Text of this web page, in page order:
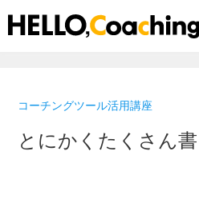
コーチングツール活用講座
とにかくたくさん